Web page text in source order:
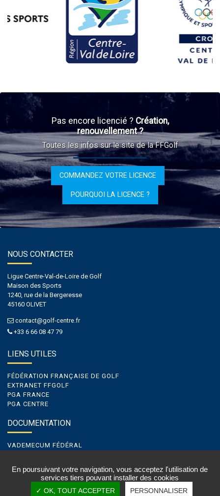
Pas encore licencié ? Création,
renouvellement ?
Toutes les infos sur le site de la FFGolf
COMMANDEZ VOTRE LICENCE
POURQUOI LA LICENCE ?
NOUS CONTACTER
Ligue Centre-Val-de-Loire de Golf
Maison des Sports
1240, rue de la Bergeresse
45160 OLIVET
contact@golf-centre.fr
+33 6 66 08 47 79
LIENS UTILES
FÉDÉRATION FRANÇAISE DE GOLF
EXTRANET FFGOLF
PGA FRANCE
PGA CENTRE
DOCUMENTATION
VADEMECUM FÉDÉRAL
Mentions légales & Crédits| Conception et réalisation par
En poursuivant votre navigation, vous acceptez l'utilisation de
services tiers pouvant installer des cookies
✓ OK, TOUT ACCEPTER PERSONNALISER